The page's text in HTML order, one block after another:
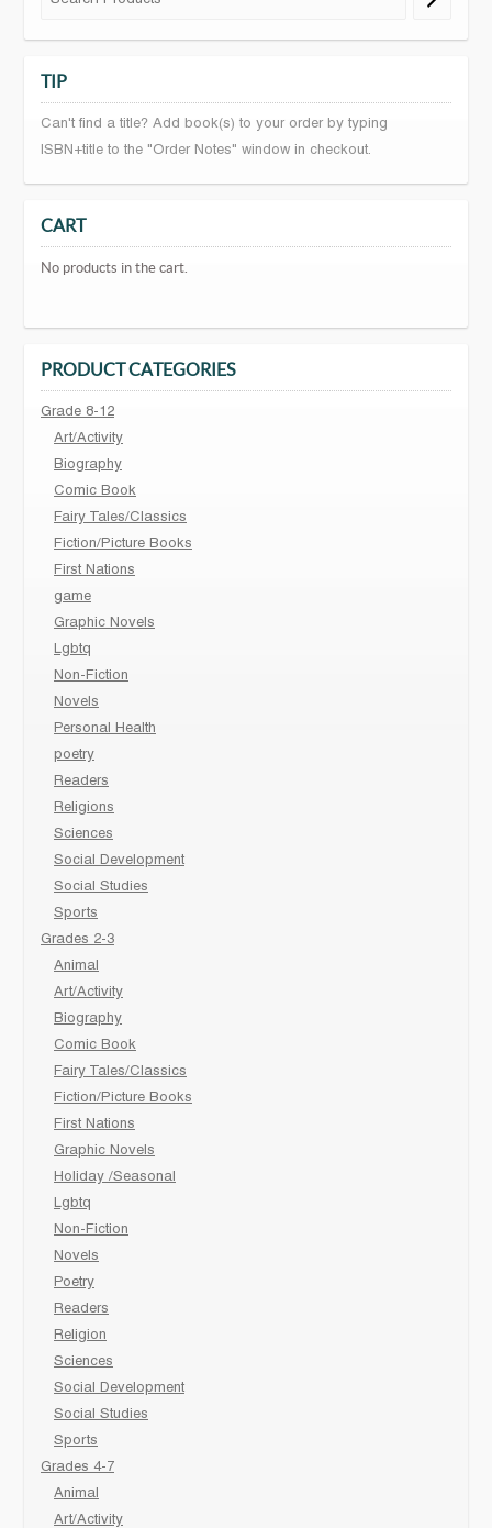
TIP
Can't find a title? Add book(s) to your order by typing
ISBN+title to the "Order Notes" window in checkout.
CART
No products in the cart.
PRODUCT CATEGORIES
Grade 8-12
Art/Activity
Biography
Comic Book
Fairy Tales/Classics
Fiction/Picture Books
First Nations
game
Graphic Novels
Lgbtq
Non-Fiction
Novels
Personal Health
poetry
Readers
Religions
Sciences
Social Development
Social Studies
Sports
Grades 2-3
Animal
Art/Activity
Biography
Comic Book
Fairy Tales/Classics
Fiction/Picture Books
First Nations
Graphic Novels
Holiday /Seasonal
Lgbtq
Non-Fiction
Novels
Poetry
Readers
Religion
Sciences
Social Development
Social Studies
Sports
Grades 4-7
Animal
Art/Activity